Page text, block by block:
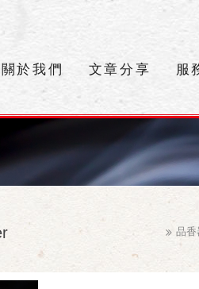
關於我們 文章分享 服
品